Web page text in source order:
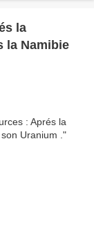
la
la Namibie